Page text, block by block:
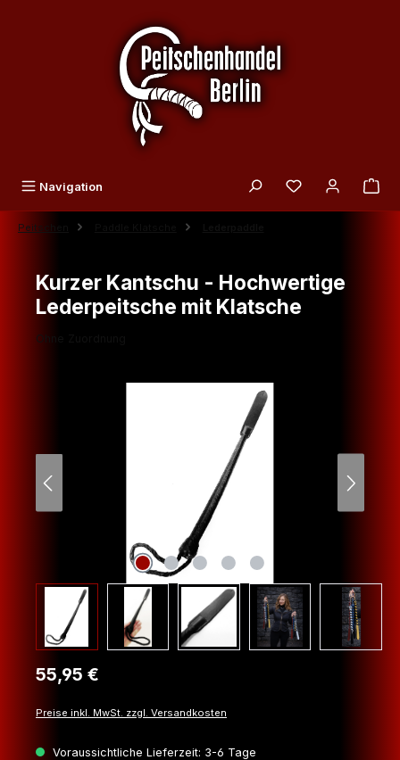
Navigation Du hast 0
Peitschen
Kurzer Kantschu - Hochwertige
Lederpeitsche mit Klatsche
Ohne Zuordnung
Regulärer Preis:
55,95 €
Preise inkl. MwSt. zzgl. Versandkosten
Voraussichtliche Lieferzeit: 3-6 Tage